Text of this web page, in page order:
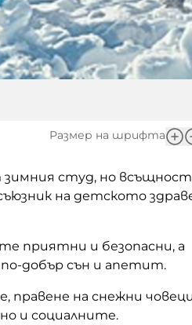
Размер на шрифта
студ, но всъщност
на детското
приятни и безопасни, а
добър сън и апетит.
правене на снежни човеци
и социалните.